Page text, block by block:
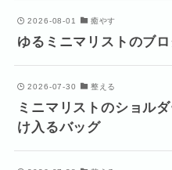
2026-08-01 癒やす
ゆるミニマリストのブ
2026-07-30 整える
ミニマリストのショル
け入るバッグ